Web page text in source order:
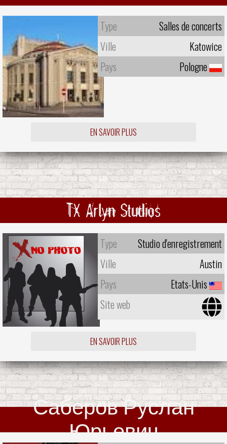
Type
Salles de concerts
Ville
Katowice
Pays
Pologne
EN SAVOIR PLUS
TX Arlyn Studios
Type
Studio d'enregistrement
Ville
Austin
Pays
Etats-Unis
Site web
EN SAVOIR PLUS
Саберов Руслан
Юрьевич